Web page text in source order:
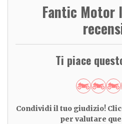
Fantic Motor
Ti piace
Condividi il tuo giudizio!
per valutare